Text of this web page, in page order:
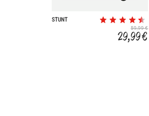
STUNT
59,99 €
29,99 €